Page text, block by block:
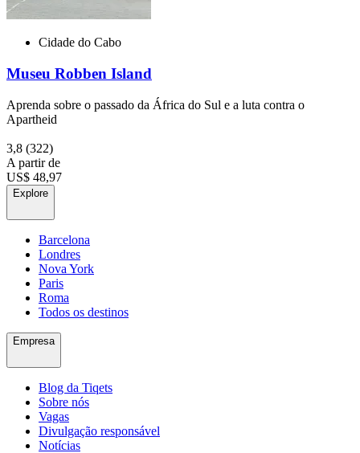
Cidade do Cabo
Museu Robben Island
Aprenda sobre o passado da África do Sul e a luta contra o
Apartheid
3,8 (322)
A partir de
US$ 48,97
Explore
Barcelona
Londres
Nova York
Paris
Roma
Todos os destinos
Empresa
Blog da Tiqets
Sobre nós
Vagas
Divulgação responsável
Notícias